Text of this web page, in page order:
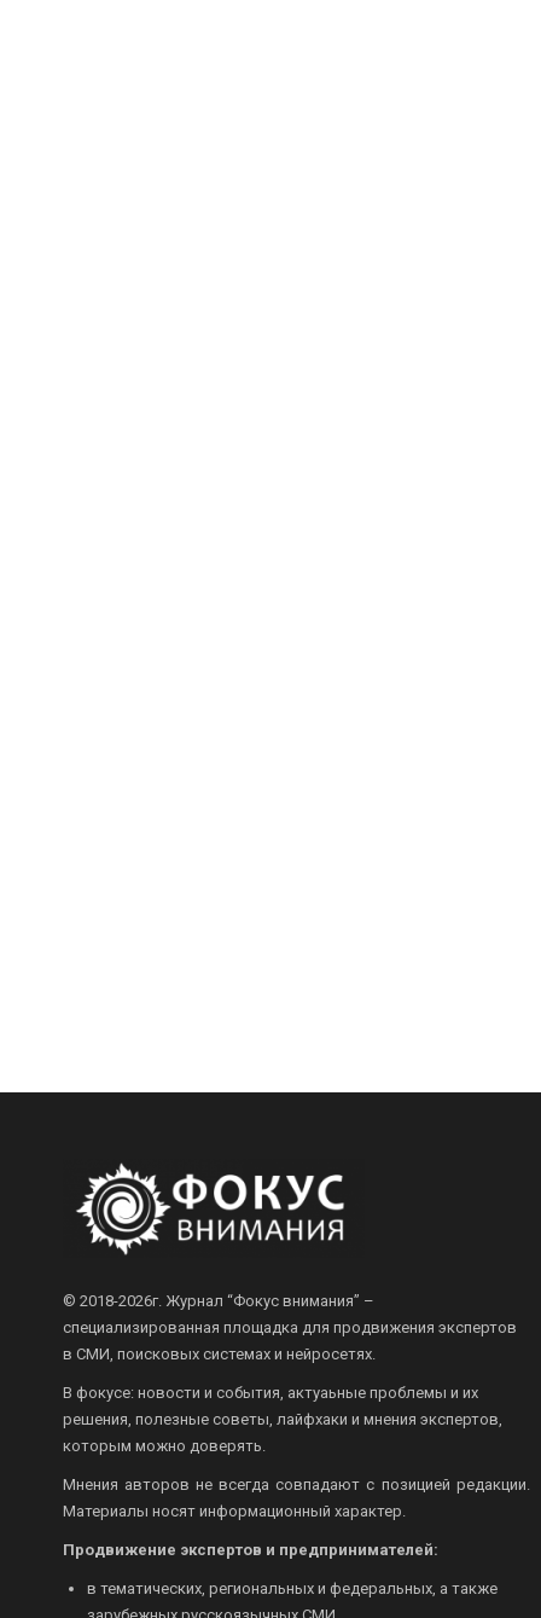
© 2018-2026г. Журнал “Фокус внимания” –
специализированная площадка для продвижения экспертов
в СМИ, поисковых системах и нейросетях.
В фокусе: новости и события, актуаьные проблемы и их
решения, полезные советы, лайфхаки и мнения экспертов,
которым можно доверять.
Мнения авторов не всегда совпадают с позицией редакции.
Материалы носят информационный характер.
Продвижение экспертов и предпринимателей:
в тематических, региональных и федеральных, а также